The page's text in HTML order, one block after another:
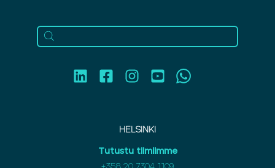
HELSINKI
Tutustu tiimiimme